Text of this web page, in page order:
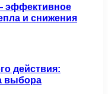
эффективное
и снижения
действия:
выбора